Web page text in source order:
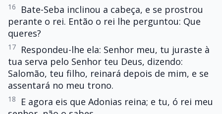
16
Bate-Seba inclinou a cabeça, e se prostrou
perante o rei. Então o rei lhe perguntou: Que
queres?
17
Respondeu-lhe ela: Senhor meu, tu juraste à
tua serva pelo Senhor teu Deus, dizendo:
Salomão, teu filho, reinará depois de mim, e se
assentará no meu trono.
18
E agora eis que Adonias reina; e tu, ó rei meu